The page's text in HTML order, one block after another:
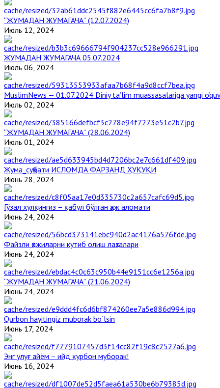
“ЖУМАДАН ЖУМАГАЧА” (12.07.2024)
Июль 12, 2024
ЖУМАДАН ЖУМАГАЧА 05.07.2024
Июль 06, 2024
MuslimNews — 01.07.2024 Diniy ta’lim muassasalariga yangi
Июль 02, 2024
“ЖУМАДАН ЖУМАГАЧА” (28.06.2024)
Июль 01, 2024
Жума_суҳбати ИСЛОМДА ФАРЗАНД ҲУҚУҚИ
Июнь 28, 2024
Гўзал хулқингиз – қабул бўлган ҳаж аломати
Июнь 24, 2024
Файзли ҳожиларни кутиб олиш лаҳзалари
Июнь 24, 2024
“ЖУМАДАН ЖУМАГАЧА” (21.06.2024)
Июнь 24, 2024
Qurbon hayitingiz muborak bo`lsin
Июнь 17, 2024
Энг улуғ айём – ийд қурбон муборак!
Июнь 16, 2024